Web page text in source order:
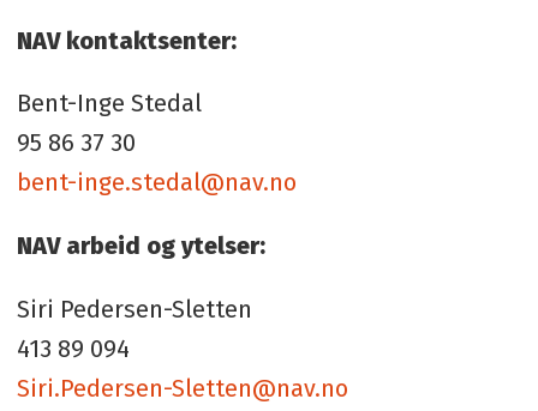
NAV kontaktsenter:
Bent-Inge Stedal
95 86 37 30
bent-inge.stedal@nav.no
NAV arbeid og ytelser:
Siri Pedersen-Sletten
413 89 094
Siri.Pedersen-Sletten@nav.no